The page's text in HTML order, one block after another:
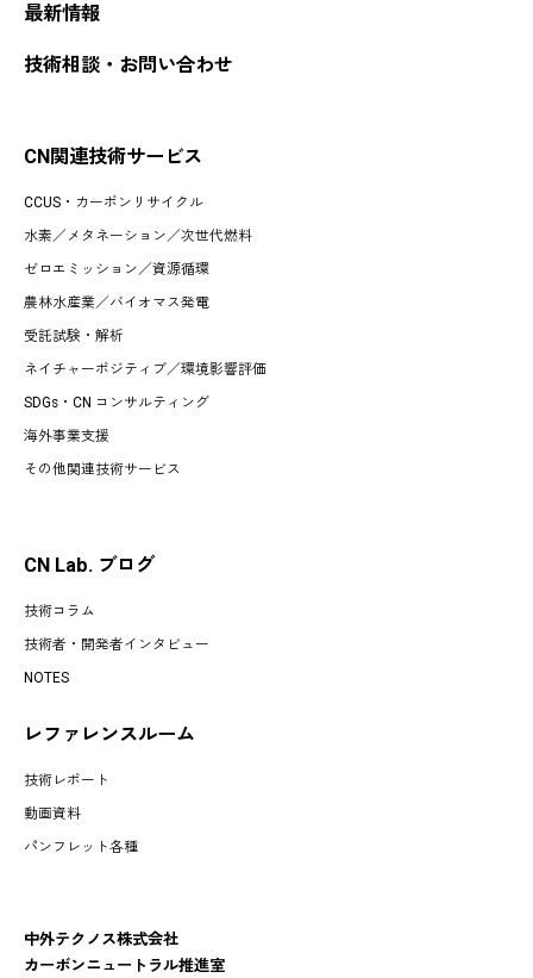
最新情報
技術相談・お問い合わせ
CN関連技術サービス
CCUS・カーボンリサイクル
水素 ／メタネーション ／次世代燃料
ゼロエミッション ／資源循環
農林水産業 ／バイオマス発電
受託試験・解析
ネイチャーポジティブ／環境影響評価
SDGs・CN コンサルティング
海外事業支援
その他関連技術サービス
CN Lab. ブログ
技術コラム
技術者・開発者インタビュー
NOTES
レファレンスルーム
技術レポート
動画資料
パンフレット各種
中外テクノス株式会社
カーボンニュートラル推進室